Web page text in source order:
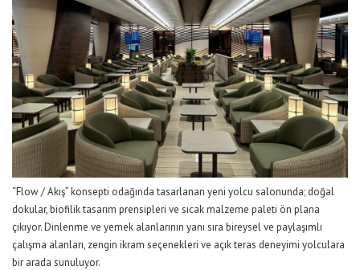
“Flow/ Akış” konsepti odağındatasarlanan yeni yolcu salonunda; doğal
dokular,biofiliktasarım prensipleri ve sıcak malzeme paleti ön plana
çıkıyor. Dinlenme ve yemek alanlarının yanı sıra bireysel ve paylaşımlı
çalışma alanları, zengin ikram seçenekleri ve açık teras deneyimi yolculara
bir arada sunuluyor.